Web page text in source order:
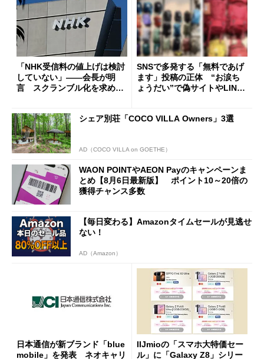
「NHK受信料の値上げは検討
していない」――会長が明
言 スクランブル化を求める
SNSで多発する「無料であげ
ます」投稿の正体 “お涙ち
ょうだい”で偽サイトやLINE
シェア別荘「COCO VILLA Owners」3選
AD（COCO VILLA on GOETHE）
WAON POINTやAEON Payのキャンペーンま
とめ【8月6日最新版】 ポイント10～20倍の
獲得チャンス多数
【毎日変わる】Amazonタイムセールが見逃せ
ない！
AD（Amazon）
日本通信が新ブランド「blue
mobile」を発表 ネオキャリ
IIJmioの「スマホ大特価セー
ル」に「Galaxy Z8」シリー